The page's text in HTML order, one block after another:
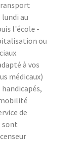
au
l'école -
ou
à vos
médicaux)
de
sont